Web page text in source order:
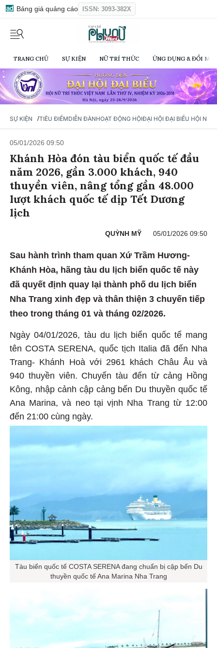
Bảng giá quảng cáo ISSN: 3093-382X
TRANG CHỦ SỰ KIỆN NỮ TRÍ THỨC ỨNG DỤNG & ĐỔI
SỰ KIỆN /TIÊU ĐIỂMDIỄN ĐÀNHOẠT ĐỘNG HỘIĐẠI HỘI ĐẠI BIỂU HỘI NỮ
05/01/2026 09:50
Khánh Hòa đón tàu biển quốc tế đầu
năm 2026, gần 3.000 khách, 940
thuyền viên, nâng tổng gần 48.000
lượt khách quốc tế dịp Tết Dương
lịch
QUỲNH MỸ 05/01/2026 09:50
Sau hành trình tham quan Xứ Trầm Hương-
Khánh Hòa, hãng tàu du lịch biển quốc tế này
đã quyết định quay lại thành phố du lịch biển
Nha Trang xinh đẹp và thân thiện 3 chuyến tiếp
theo trong tháng 01 và tháng 02/2026.
Ngày 04/01/2026, tàu du lịch biển quốc tế mang
tên COSTA SERENA, quốc tịch Italia đã đến Nha
Trang- Khánh Hoà với 2961 khách Châu Âu và
940 thuyền viên. Chuyến tàu đến từ cảng Hồng
Kông, nhập cảnh cập cảng bến Du thuyền quốc tế
Ana Marina, và neo tại vịnh Nha Trang từ 12:00
đến 21:00 cùng ngày.
Tàu biển quốc tế COSTA SERENA đang chuẩn bị cập bến Du
thuyền quốc tế Ana Marina Nha Trang